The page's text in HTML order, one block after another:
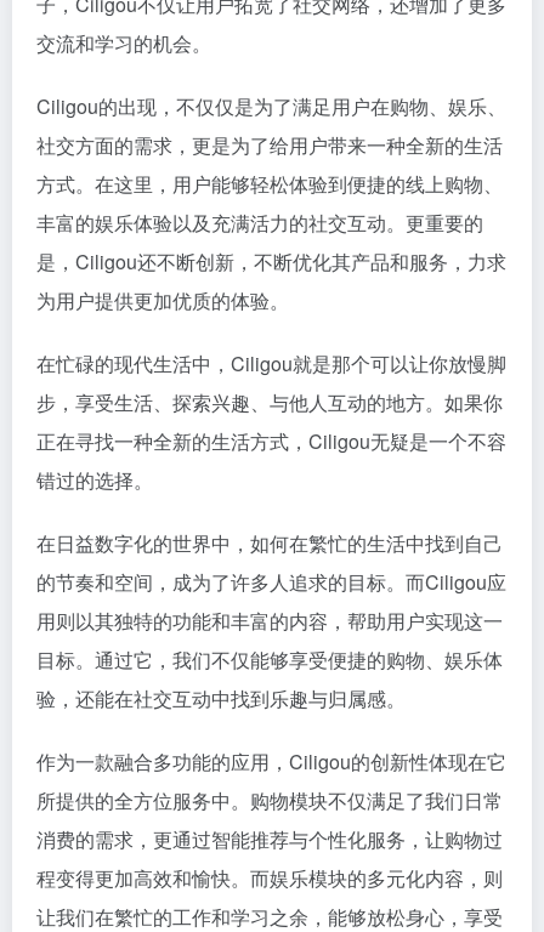
交流和学习的机会。
Ciligou的出现，不仅仅是为了满足用户在购物、娱乐、
社交方面的需求，更是为了给用户带来一种全新的生活
方式。在这里，用户能够轻松体验到便捷的线上购物、
丰富的娱乐体验以及充满活力的社交互动。更重要的
是，Ciligou还不断创新，不断优化其产品和服务，力求
为用户提供更加优质的体验。
在忙碌的现代生活中，Ciligou就是那个可以让你放慢脚
步，享受生活、探索兴趣、与他人互动的地方。如果你
正在寻找一种全新的生活方式，Ciligou无疑是一个不容
错过的选择。
在日益数字化的世界中，如何在繁忙的生活中找到自己
的节奏和空间，成为了许多人追求的目标。而Ciligou应
用则以其独特的功能和丰富的内容，帮助用户实现这一
目标。通过它，我们不仅能够享受便捷的购物、娱乐体
验，还能在社交互动中找到乐趣与归属感。
作为一款融合多功能的应用，Ciligou的创新性体现在它
所提供的全方位服务中。购物模块不仅满足了我们日常
消费的需求，更通过智能推荐与个性化服务，让购物过
程变得更加高效和愉快。而娱乐模块的多元化内容，则
让我们在繁忙的工作和学习之余，能够放松身心，享受